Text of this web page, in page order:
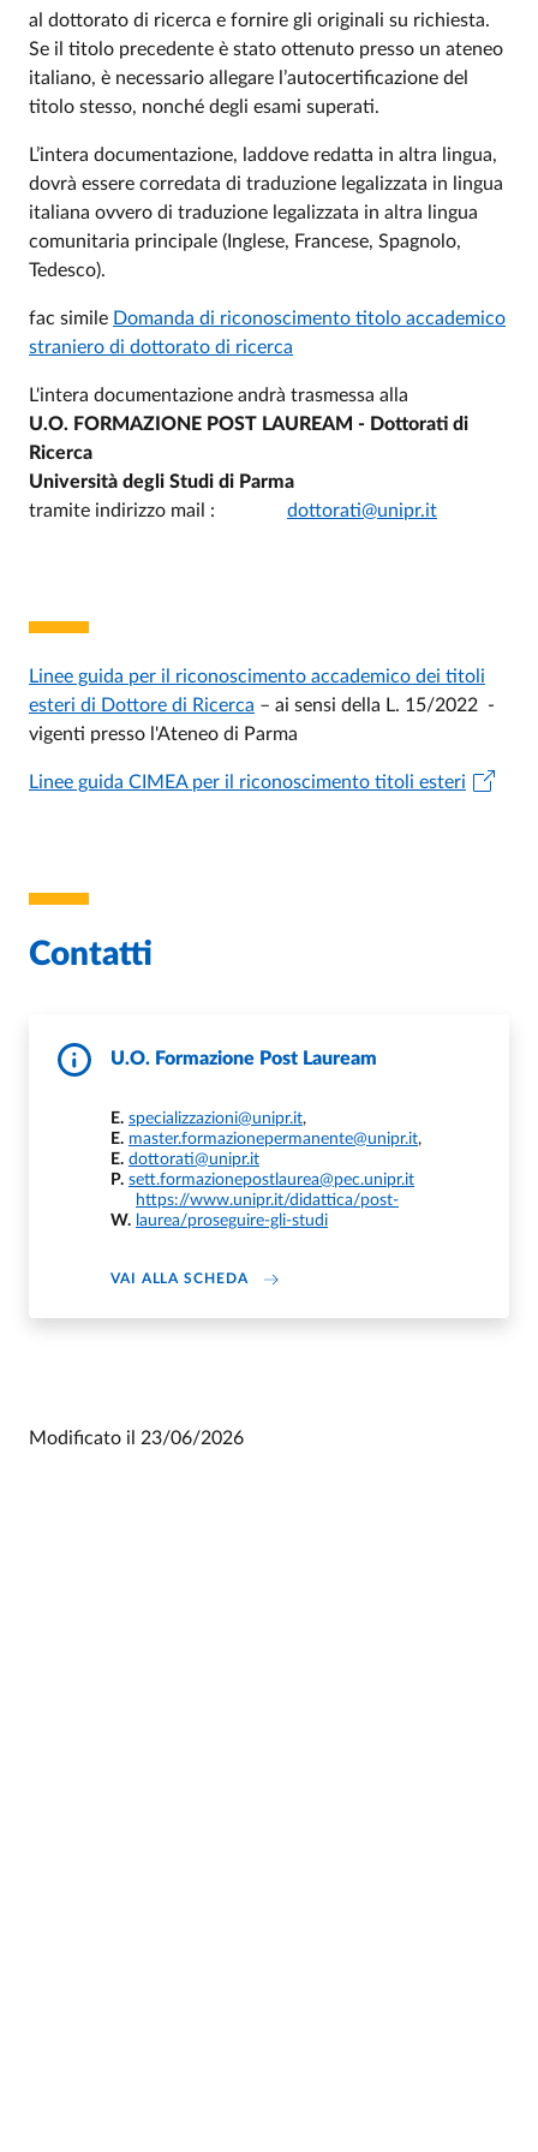
al dottorato di ricerca e fornire gli originali su richiesta.
Se il titolo precedente è stato ottenuto presso un ateneo
italiano, è necessario allegare l’autocertificazione del
titolo stesso, nonché degli esami superati.
L’intera documentazione, laddove redatta in altra lingua,
dovrà essere corredata di traduzione legalizzata in lingua
italiana ovvero di traduzione legalizzata in altra lingua
comunitaria principale (Inglese, Francese, Spagnolo,
Tedesco).
fac simile Domanda di riconoscimento titolo accademico
straniero di dottorato di ricerca
L'intera documentazione andrà trasmessa alla
U.O. FORMAZIONE POST LAUREAM - Dottorati di
Ricerca
Università degli Studi di Parma
tramite indirizzo mail : dottorati@unipr.it
Linee guida per il riconoscimento accademico dei titoli
esteri di Dottore di Ricerca – ai sensi della L. 15/2022 -
vigenti presso l'Ateneo di Parma
Linee guida CIMEA per il riconoscimento titoli esteri
Contatti
U.O. Formazione Post Lauream
E. specializzazioni@unipr.it,
E. master.formazionepermanente@unipr.it,
E. dottorati@unipr.it
P. sett.formazionepostlaurea@pec.unipr.it
W.
https://www.unipr.it/didattica/post-
laurea/proseguire-gli-studi
VAI ALLA SCHEDADI U.O. FORMAZIONE POST
Modificato il 23/06/2026